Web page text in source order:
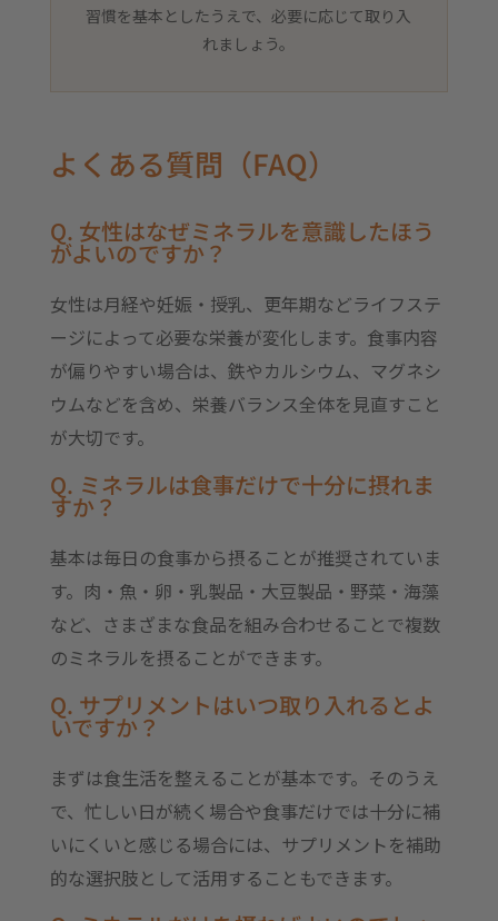
習慣を基本としたうえで、必要に応じて取り入
れましょう。
よくある質問（FAQ）
Q. 女性はなぜミネラルを意識したほう
がよいのですか？
女性は月経や妊娠・授乳、更年期などライフステ
ージによって必要な栄養が変化します。食事内容
が偏りやすい場合は、鉄やカルシウム、マグネシ
ウムなどを含め、栄養バランス全体を見直すこと
が大切です。
Q. ミネラルは食事だけで十分に摂れま
すか？
基本は毎日の食事から摂ることが推奨されていま
す。肉・魚・卵・乳製品・大豆製品・野菜・海藻
など、さまざまな食品を組み合わせることで複数
のミネラルを摂ることができます。
Q. サプリメントはいつ取り入れるとよ
いですか？
まずは食生活を整えることが基本です。そのうえ
で、忙しい日が続く場合や食事だけでは十分に補
いにくいと感じる場合には、サプリメントを補助
的な選択肢として活用することもできます。